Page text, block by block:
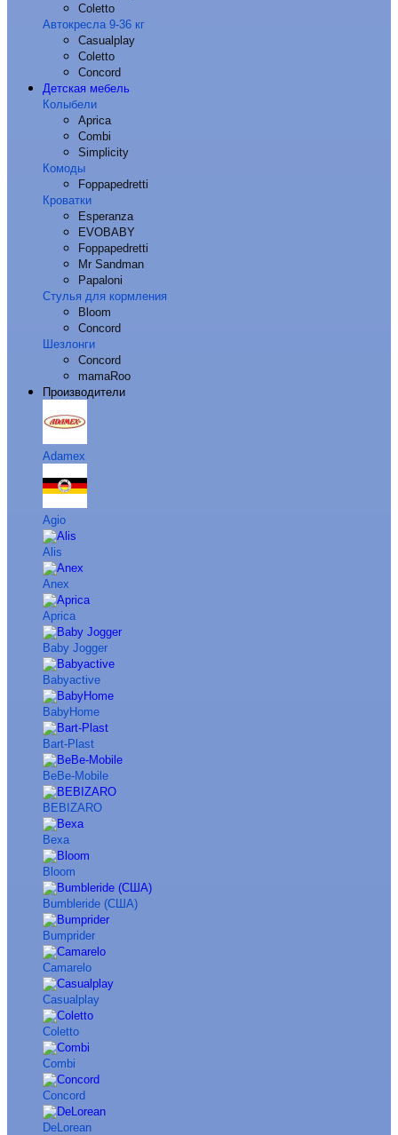
Coletto
Автокресла 9-36 кг
Casualplay
Coletto
Concord
Детская мебель
Колыбели
Aprica
Combi
Simplicity
Комоды
Foppapedretti
Кроватки
Esperanza
EVOBABY
Foppapedretti
Mr Sandman
Papaloni
Стулья для кормления
Bloom
Concord
Шезлонги
Concord
mamaRoo
Производители
Adamex
Agio
Alis
Anex
Aprica
Baby Jogger
Babyactive
BabyHome
Bart-Plast
BeBe-Mobile
BEBIZARO
Bexa
Bloom
Bumbleride (США)
Bumprider
Camarelo
Casualplay
Coletto
Combi
Concord
DeLorean